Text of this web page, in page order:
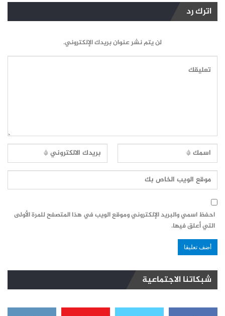
اترك رد
لن يتم نشر عنوان بريدك الإلكتروني.
احفظ اسمي والبريد الإلكتروني وموقع الويب في هذا المتصفح للمرة الأولى
التي أعلق فيها.
شبكاتنا الاجتماعية